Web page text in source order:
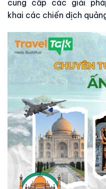
cung cấp các giải
khai các chiến dịch